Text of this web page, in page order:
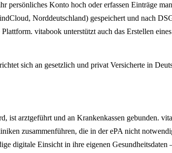
Konto hoch oder erfassen Einträge
Norddeutschland) gespeichert und nach
vitabook unterstützt auch das Erstellen
sich an gesetzlich und privat Versicherte in
ist arztgeführt und an Krankenkassen gebunden.
zusammenführen, die in der ePA nicht
digitale Einsicht in ihre eigenen